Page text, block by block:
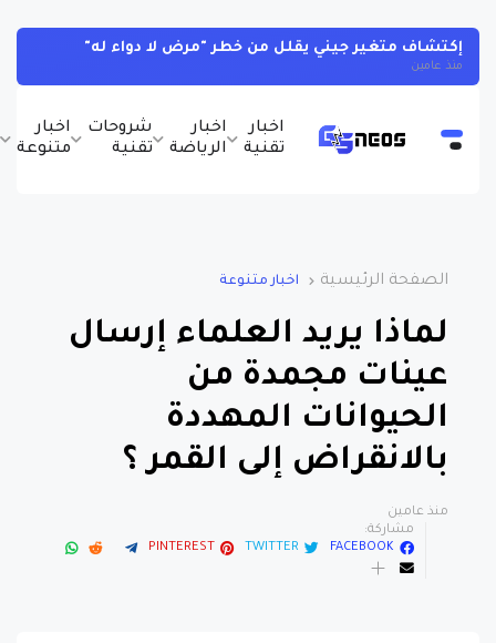
اخبار
تقنية
اخبار
الرياضة
شروحات
تقنية
اخبار
متنوعة
منذ 3 أعوام
الصفحة الرئيسية اخبار متنوعة
لماذا يريد العلماء إرسال
عينات مجمدة من
الحيوانات المهددة
بالانقراض إلى القمر ؟
منذ عامين
مشاركة:
FACEBOOK
TWITTER
PINTEREST